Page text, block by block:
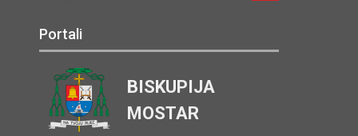
Portali
BISKUPIJA
MOSTAR